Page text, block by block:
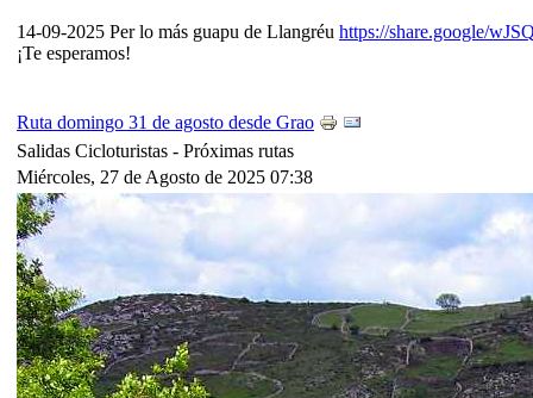
14-09-2025 Per lo más guapu de Llangréu https://share.google/
¡Te esperamos!
Ruta domingo 31 de agosto desde Grao
Salidas Cicloturistas - Próximas rutas
Miércoles, 27 de Agosto de 2025 07:38